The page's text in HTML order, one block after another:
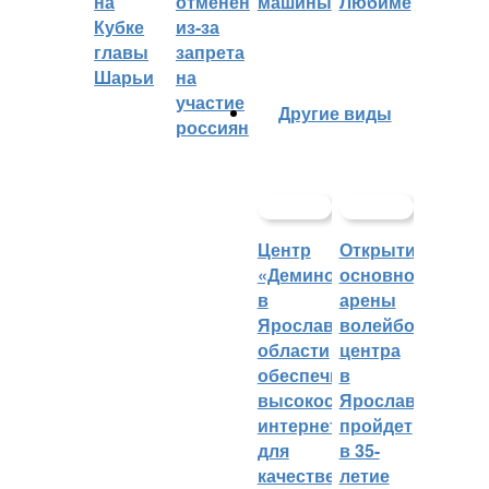
Кубке
главы
Шарьи
из-за
запрета
на
участие
россиян
Другие виды
Центр
«Демино»
в
Ярославской
области
обеспечивают
высокоскоростным
интернетом
для
качественных
Открытие
основной
арены
волейбольного
центра
в
Ярославле
пройдет
в 35-
летие